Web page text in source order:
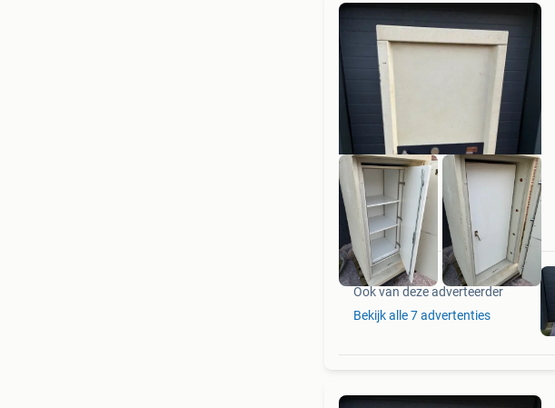
Ook van deze adverteerder
Bekijk alle 7 advertenties